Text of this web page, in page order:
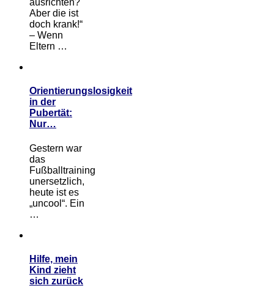
ausrichten?
Aber die ist
doch krank!“
– Wenn
Eltern …
Orientierungslosigkeit
in der
Pubertät:
Nur…
Gestern war
das
Fußballtraining
unersetzlich,
heute ist es
„uncool“. Ein
…
Hilfe, mein
Kind zieht
sich zurück